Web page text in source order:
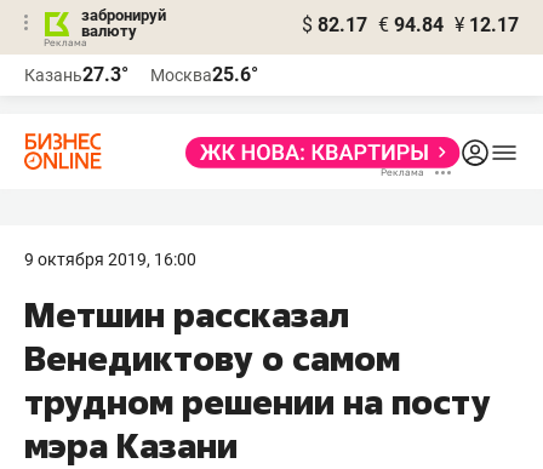
забронируй
валюту
$ 82.17 € 94.84 ¥ 12.17
Казань27.3° Москва25.6°
9 октября 2019, 16:00
Метшин рассказал
Венедиктову о самом
трудном решении на посту
мэра Казани